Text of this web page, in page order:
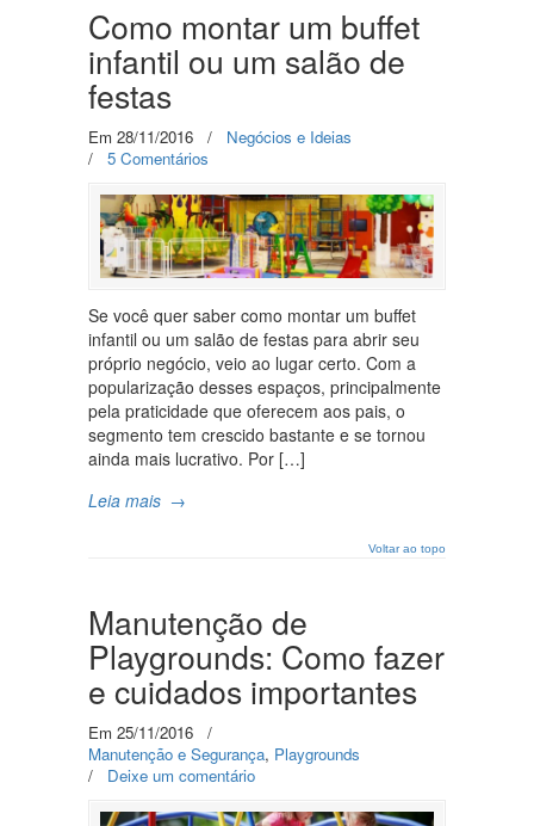
Como montar um buffet
infantil ou um salão de
festas
Em 28/11/2016 /
Negócios e Ideias
/ 5 Comentários
Se você quer saber como montar um buffet
infantil ou um salão de festas para abrir seu
próprio negócio, veio ao lugar certo. Com a
popularização desses espaços, principalmente
pela praticidade que oferecem aos pais, o
segmento tem crescido bastante e se tornou
ainda mais lucrativo. Por […]
Leia mais →
Voltar ao topo
Manutenção de
Playgrounds: Como fazer
e cuidados importantes
Em 25/11/2016
/
Manutenção e Segurança, Playgrounds
/ Deixe um comentário